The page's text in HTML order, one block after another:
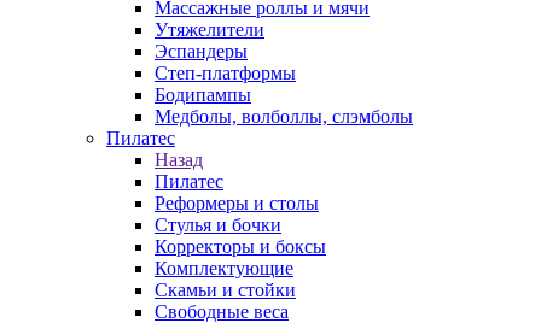
Массажные роллы и мячи
Утяжелители
Эспандеры
Степ-платформы
Бодипампы
Медболы, волболлы, слэмболы
Пилатес
Назад
Пилатес
Реформеры и столы
Стулья и бочки
Корректоры и боксы
Комплектующие
Скамьи и стойки
Свободные веса